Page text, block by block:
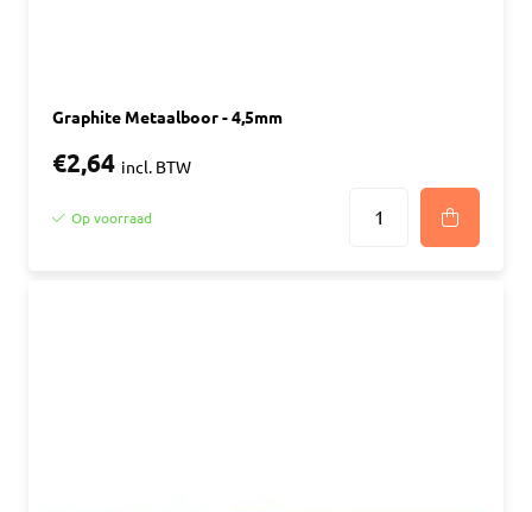
Graphite Metaalboor - 4,5mm
€2,64 incl. BTW
Op voorraad